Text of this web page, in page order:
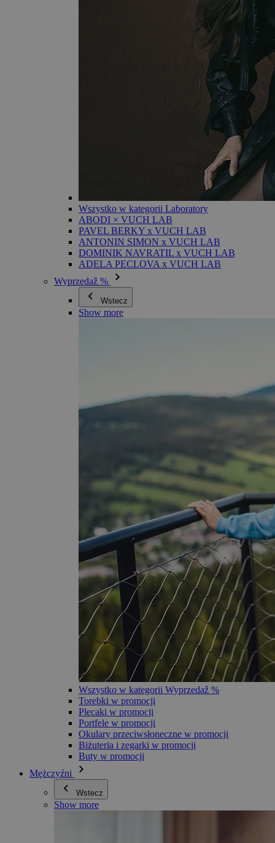
Wszystko w kategorii Laboratory
ABODI × VUCH LAB
PAVEL BERKY x VUCH LAB
ANTONIN SIMON x VUCH LAB
DOMINIK NAVRATIL x VUCH LAB
ADELA PECLOVA x VUCH LAB
Wyprzedaž %
Wstecz
Show more
Wszystko w kategorii Wyprzedaž %
Torebki w promocji
Plecaki w promocji
Portfele w promocji
Okulary przeciwsłoneczne w promocji
Biżuteria i zegarki w promocji
Buty w promocji
Mężczyźni
Wstecz
Show more